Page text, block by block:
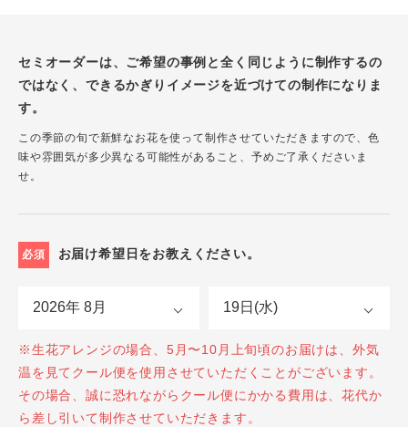
セミオーダーは、ご希望の事例と全く同じように制作するの
ではなく、できるかぎりイメージを近づけての制作になりま
す。
この季節の旬で新鮮なお花を使って制作させていただきますので、色
味や雰囲気が多少異なる可能性があること、予めご了承くださいま
せ。
必須 お届け希望日をお教えください。
※生花アレンジの場合、5月〜10月上旬頃のお届けは、外気
温を見てクール便を使用させていただくことがございます。
その場合、誠に恐れながらクール便にかかる費用は、花代か
ら差し引いて制作させていただきます。